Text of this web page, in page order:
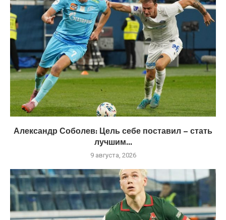
Александр Соболев: Цель себе поставил – стать
лучшим...
9 августа, 2026